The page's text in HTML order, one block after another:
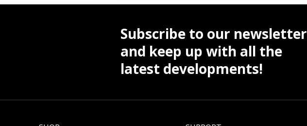
Subscribe to our newsletter
and keep up with all the
latest developments!